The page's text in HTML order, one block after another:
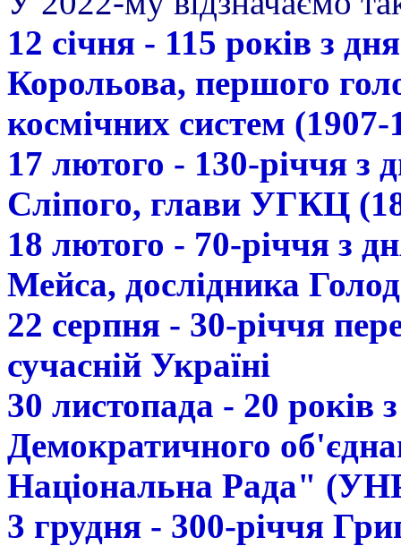
12 січня - 115 років з
Корольова, першого
космічних систем (1907-
17 лютого - 130-річчя з
Сліпого, глави УГКЦ
18 лютого - 70-річчя з
Мейса, дослідника
22 серпня - 30-річчя
сучасній Україні
30 листопада - 20 років
Демократичного
Національна Рада"
3 грудня - 300-річчя